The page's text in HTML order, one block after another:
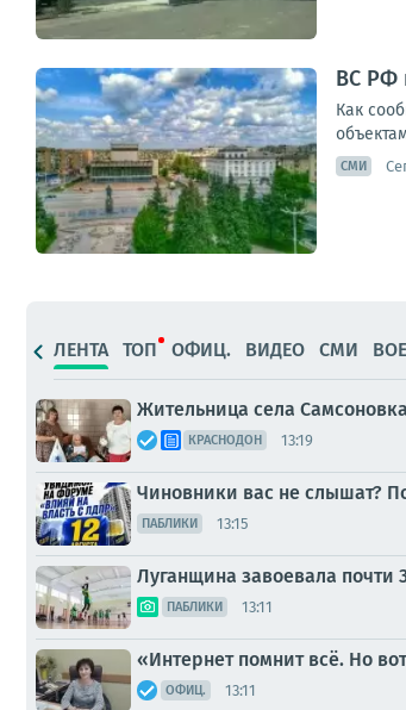
ВС РФ
Как
СМИ
ЛЕНТА ТОП ОФИЦ. ВИДЕО СМИ
Жительница села
КРАСНОДОН 13:19
Чиновники вас не слышат?
ПАБЛИКИ 13:15
Луганщина завоевала почти
ПАБЛИКИ 13:11
«Интернет помнит всё. Но
ОФИЦ. 13:11